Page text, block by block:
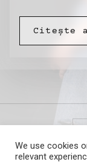
Citește
We use cookies
relevant